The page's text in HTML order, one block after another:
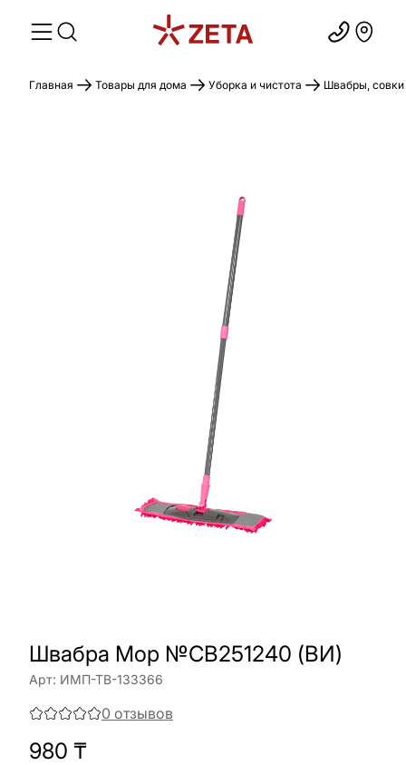
Главная Товары для дома Уборка и чистота Швабры, совки
Швабра Mop №CB251240 (ВИ)
Арт: ИМП-ТВ-133366
0 отзывов
980 ₸